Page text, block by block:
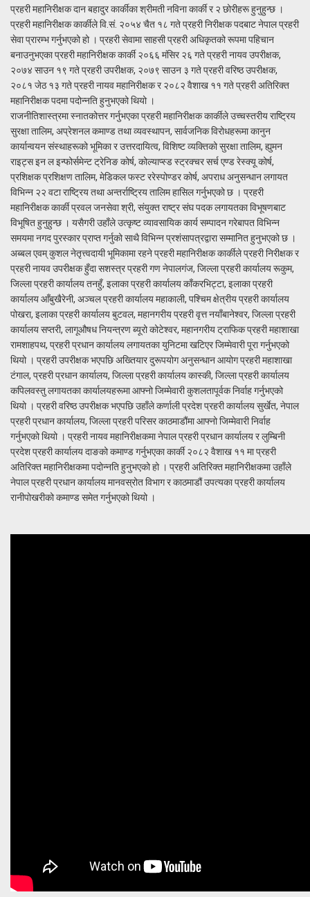
प्रहरी महानिरीक्षक दान बहादुर कार्कीका श्रीमती नविना कार्की र २ छोरीहरू हुनुहुन्छ ।
प्रहरी महानिरीक्षक कार्कीले वि.सं. २०५४ चैत १८ गते प्रहरी निरीक्षक पदबाट नेपाल प्रहरी
सेवा प्रारम्भ गर्नुभएको हो । प्रहरी सेवामा साहसी प्रहरी अधिकृतको रूपमा पहिचान
बनाउनुभएका प्रहरी महानिरीक्षक कार्की २०६६ मंसिर २६ गते प्रहरी नायव उपरीक्षक,
२०७४ साउन १९ गते प्रहरी उपरीक्षक, २०७९ साउन ३ गते प्रहरी वरिष्ठ उपरीक्षक,
२०८१ जेठ १३ गते प्रहरी नायव महानिरीक्षक र २०८२ वैशाख ११ गते प्रहरी अतिरिक्त
महानिरीक्षक पदमा पदोन्नति हुनुभएको थियो ।
राजनीतिशास्त्रमा स्नातकोत्तर गर्नुभएका प्रहरी महानिरीक्षक कार्कीले उच्चस्तरीय राष्ट्रिय
सुरक्षा तालिम, अप्रेशनल कमाण्ड तथा व्यवस्थापन, सार्वजनिक विरोधहरूमा कानुन
कार्यान्वयन संस्थाहरूको भूमिका र उत्तरदायित्व, विशिष्ट व्यक्तिको सुरक्षा तालिम, ह्युमन
राइट्स इन ल इन्फोर्समेन्ट ट्रेनिङ कोर्ष, कोल्याप्स्ड स्ट्रक्चर सर्च एण्ड रेस्क्यू कोर्ष,
प्रशिक्षक प्रशिक्षण तालिम, मेडिकल फस्ट ररेस्पोण्डर कोर्ष, अपराध अनुसन्धान लगायत
विभिन्न २२ वटा राष्ट्रिय तथा अन्तर्राष्ट्रिय तालिम हासिल गर्नुभएको छ । प्रहरी
महानिरीक्षक कार्की प्रवल जनसेवा श्री, संयुक्त राष्ट्र संघ पदक लगायतका विभूषणबाट
विभूषित हुनुहुन्छ । यसैगरी उहाँले उत्कृष्ट व्यावसायिक कार्य सम्पादन गरेबापत विभिन्न
समयमा नगद पुरस्कार प्राप्त गर्नुको साथै विभिन्न प्रशंसापत्रद्वारा सम्मानित हुनुभएको छ ।
अब्बल एवम् कुशल नेतृत्त्वदायी भूमिकामा रहने प्रहरी महानिरीक्षक कार्कीले प्रहरी निरीक्षक र
प्रहरी नायव उपरीक्षक हुँदा सशस्त्र प्रहरी गण नेपालगंज, जिल्ला प्रहरी कार्यालय रूकुम,
जिल्ला प्रहरी कार्यालय तनहुँ, इलाका प्रहरी कार्यालय काँकरभिट्टा, इलाका प्रहरी
कार्यालय आँबुखैरेनी, अञ्चल प्रहरी कार्यालय महाकाली, पश्चिम क्षेत्रीय प्रहरी कार्यालय
पोखरा, इलाका प्रहरी कार्यालय बुटवल, महानगरीय प्रहरी वृत्त नयाँबानेश्वर, जिल्ला प्रहरी
कार्यालय सप्तरी, लागूऔषध नियन्त्रण ब्यूरो कोटेश्वर, महानगरीय ट्राफिक प्रहरी महाशाखा
रामशाहपथ, प्रहरी प्रधान कार्यालय लगायतका युनिटमा खटिएर जिम्मेवारी पूरा गर्नुभएको
थियो । प्रहरी उपरीक्षक भएपछि अख्तियार दुरूपयोग अनुसन्धान आयोग प्रहरी महाशाखा
टंगाल, प्रहरी प्रधान कार्यालय, जिल्ला प्रहरी कार्यालय कास्की, जिल्ला प्रहरी कार्यालय
कपिलवस्तु लगायतका कार्यालयहरूमा आफ्नो जिम्मेवारी कुशलतापूर्वक निर्वाह गर्नुभएको
थियो । प्रहरी वरिष्ठ उपरीक्षक भएपछि उहाँले कर्णाली प्रदेश प्रहरी कार्यालय सुर्खेत, नेपाल
प्रहरी प्रधान कार्यालय, जिल्ला प्रहरी परिसर काठमाडौंमा आफ्नो जिम्मेवारी निर्वाह
गर्नुभएको थियो । प्रहरी नायव महानिरीक्षकमा नेपाल प्रहरी प्रधान कार्यालय र लुम्बिनी
प्रदेश प्रहरी कार्यालय दाङको कमाण्ड गर्नुभएका कार्की २०८२ वैशाख ११ मा प्रहरी
अतिरिक्त महानिरीक्षकमा पदोन्नति हुनुभएको हो । प्रहरी अतिरिक्त महानिरीक्षकमा उहाँले
नेपाल प्रहरी प्रधान कार्यालय मानवस्रोत विभाग र काठमाडौं उपत्यका प्रहरी कार्यालय
रानीपोखरीको कमाण्ड समेत गर्नुभएको थियो ।